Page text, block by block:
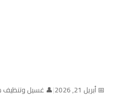
📅 أبريل 21, 2026 |👤 غسيل وتنظيف